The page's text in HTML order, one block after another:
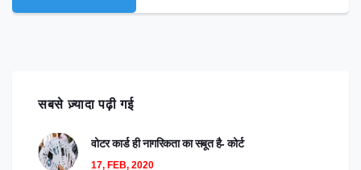
सबसे ज़्यादा पढ़ी गई
वोटर कार्ड ही नागरिकता का सबूत है- कोर्ट
17, FEB, 2020